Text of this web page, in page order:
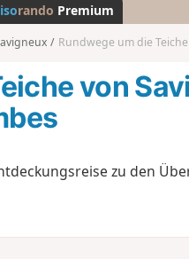
a
n
d
rando Premium
Rundwege um die
von
zu den